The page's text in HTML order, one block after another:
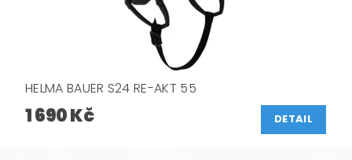
HELMA BAUER S24 RE-AKT 55
1 690 Kč DETAIL